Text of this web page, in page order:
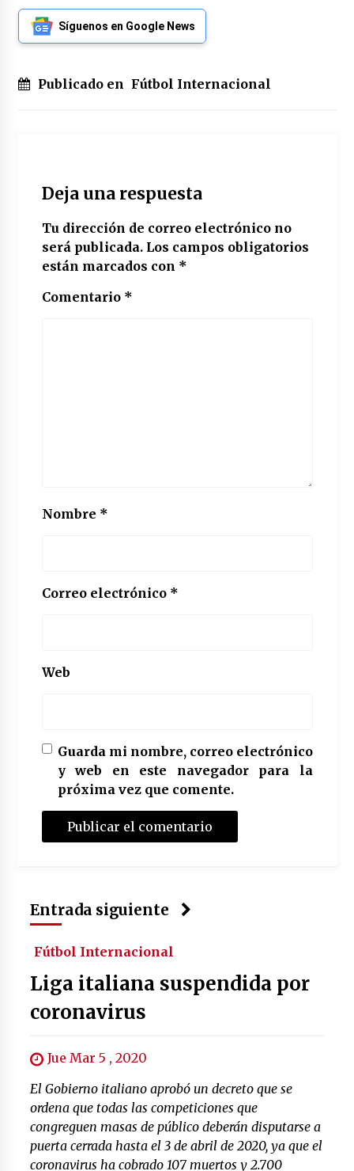
Síguenos en Google News
Publicado en Fútbol Internacional
Deja una respuesta
Tu dirección de correo electrónico no
será publicada. Los campos obligatorios
están marcados con *
Comentario *
Nombre *
Correo electrónico *
Web
Guarda mi nombre, correo electrónico
y web en este navegador para la
próxima vez que comente.
Entrada siguiente
Fútbol Internacional
Liga italiana suspendida por
coronavirus
Jue Mar 5 , 2020
El Gobierno italiano aprobó un decreto que se
ordena que todas las competiciones que
congreguen masas de público deberán disputarse a
puerta cerrada hasta el 3 de abril de 2020, ya que el
coronavirus ha cobrado 107 muertos y 2.700